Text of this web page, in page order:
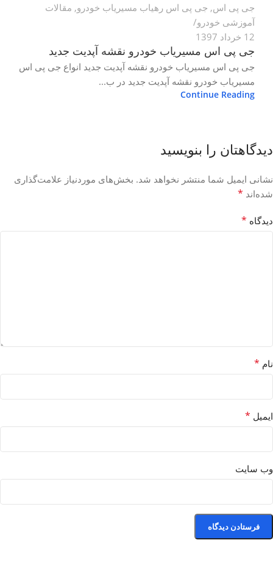
جی پی اس, جی پی اس رهیاب مسیریاب خودرو, مقالات
آموزشی خودرو
12 خرداد 1397
جی پی اس مسیریاب خودرو نقشه آپدیت جدید
جی پی اس مسیریاب خودرو نقشه آپدیت جدید انواع جی پی اس
مسیریاب خودرو نقشه آپدیت جدید در ب...
Continue Reading
دیدگاهتان را بنویسید
نشانی ایمیل شما منتشر نخواهد شد. بخش‌های موردنیاز علامت‌گذاری
شده‌اند *
دیدگاه *
نام *
ایمیل *
وب‌ سایت